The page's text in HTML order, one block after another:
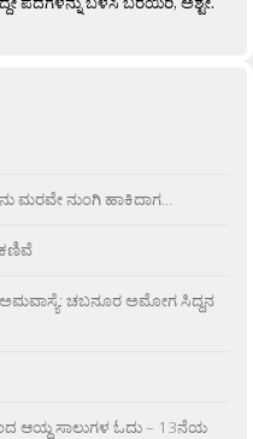
ಮರವೇ ನುಂಗಿ ಹಾಕಿದಾಗ…
ಚಬನೂರ ಅಮೋಗ ಸಿದ್ದನ
ಆಯ್ದ ಸಾಲುಗಳ ಓದು – 13ನೆಯ